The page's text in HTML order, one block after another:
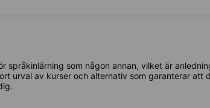
språkinlärning som någon annan, vilket är
urval av kurser och alternativ som garanterar att